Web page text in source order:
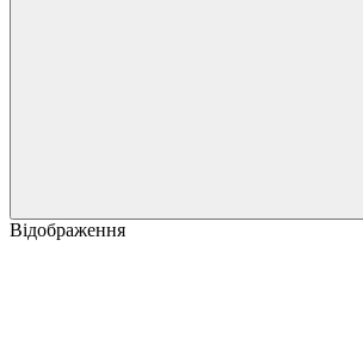
Відображення